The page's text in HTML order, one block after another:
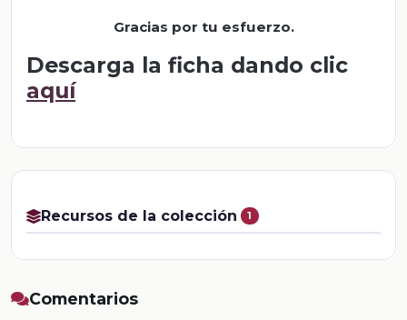
Gracias por tu esfuerzo.
Descarga la ficha dando clic
aquí
Recursos de la colección 1
Comentarios